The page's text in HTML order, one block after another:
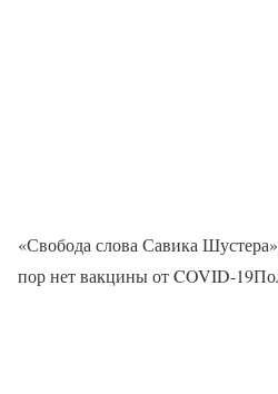
«Свобода слова Савика
пор нет вакцины от COVID-